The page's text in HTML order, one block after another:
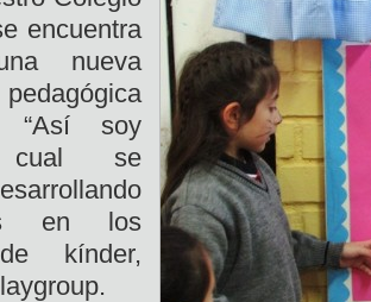
encuentra
nueva
“Así soy
se
en los
kínder,